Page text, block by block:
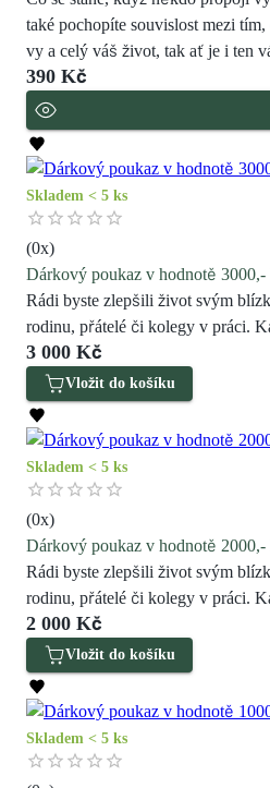
také pochopíte souvislost mezi
vy a celý váš život, tak ať je i ten
390 Kč
Skladem < 5 ks
(0x)
Dárkový poukaz v hodnotě 3000,-
Rádi byste zlepšili život svým
rodinu, přátelé či kolegy v práci.
3 000 Kč
Vložit do košíku
Skladem < 5 ks
(0x)
Dárkový poukaz v hodnotě 2000,-
Rádi byste zlepšili život svým
rodinu, přátelé či kolegy v práci.
2 000 Kč
Vložit do košíku
Skladem < 5 ks